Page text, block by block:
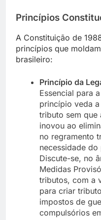
Princípios
A Constituição de
princípios que
brasileiro:
Princípio da
Essencial para
princípio veda
tributo sem que
inovou ao
no regramento
necessidade
Discute-se, no
Medidas
tributos, com a
para criar
impostos de
compulsórios